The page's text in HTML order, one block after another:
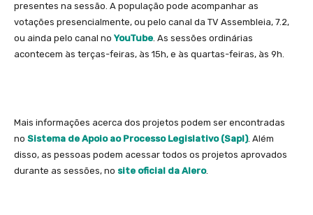
presentes na sessão. A população pode acompanhar as
votações presencialmente, ou pelo canal da TV Assembleia, 7.2,
ou ainda pelo canal no YouTube. As sessões ordinárias
acontecem às terças-feiras, às 15h, e às quartas-feiras, às 9h.
Mais informações acerca dos projetos podem ser encontradas
no Sistema de Apoio ao Processo Legislativo (Sapl). Além
disso, as pessoas podem acessar todos os projetos aprovados
durante as sessões, no site oficial da Alero.